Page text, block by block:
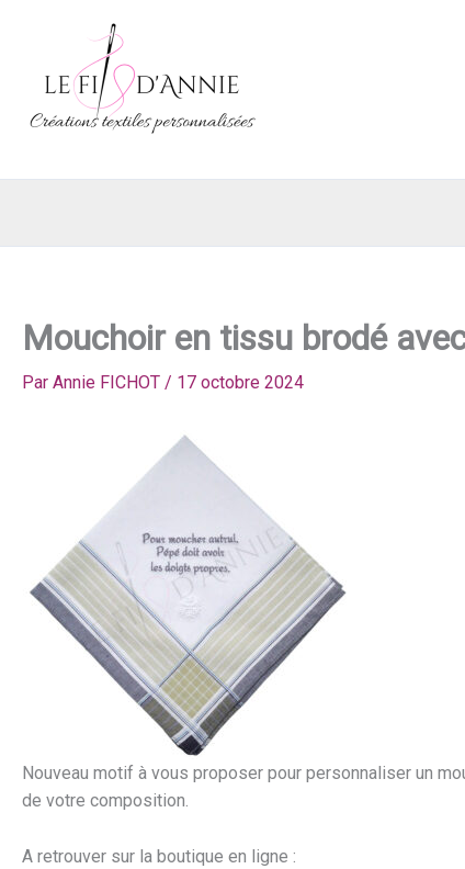
Mouchoir en tissu brodé
Par Annie FICHOT / 17 octobre 2024
Nouveau motif à vous proposer pour personnaliser un
de votre composition.
A retrouver sur la boutique en ligne :